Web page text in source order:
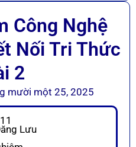
Công Nghệ
Nối Tri Thức
2
mười một 25, 2025
Lưu